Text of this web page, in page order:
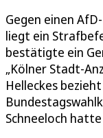
Gegen einen
liegt ein
bestätigte ein
„Kölner Stadt-
Helleckes
Schneeloch